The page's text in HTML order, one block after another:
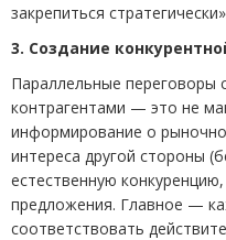
закрепиться
3. Создание
Параллельные переговоры
контрагентами — это не
информирование о
интереса другой стороны (
естественную
предложения. Главное —
соответствовать